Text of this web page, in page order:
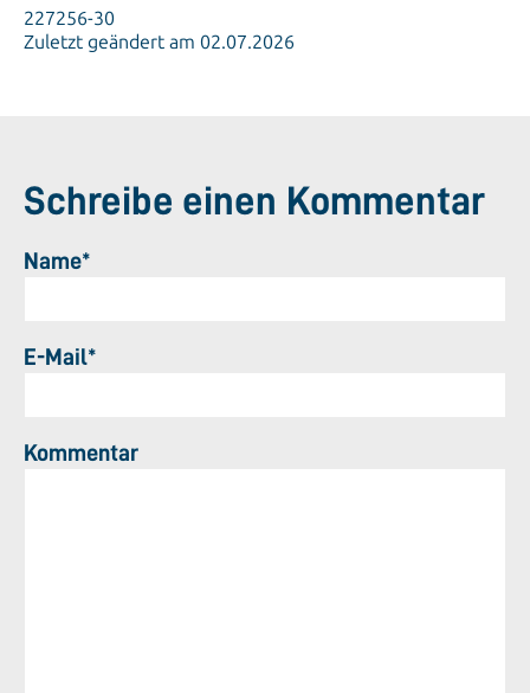
227256-30
Zuletzt geändert am 02.07.2026
Schreibe einen Kommentar
Name*
E-Mail*
Kommentar